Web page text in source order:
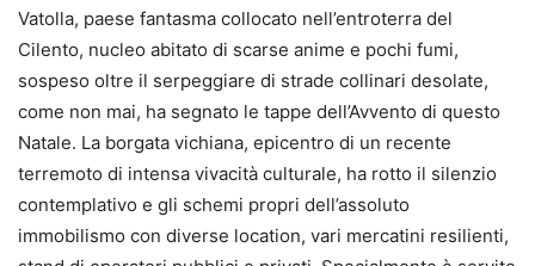
Vatolla, paese fantasma collocato nell’entroterra del
Cilento, nucleo abitato di scarse anime e pochi fumi,
sospeso oltre il serpeggiare di strade collinari desolate,
come non mai, ha segnato le tappe dell’Avvento di questo
Natale. La borgata vichiana, epicentro di un recente
terremoto di intensa vivacità culturale, ha rotto il silenzio
contemplativo e gli schemi propri dell’assoluto
immobilismo con diverse location, vari mercatini resilienti,